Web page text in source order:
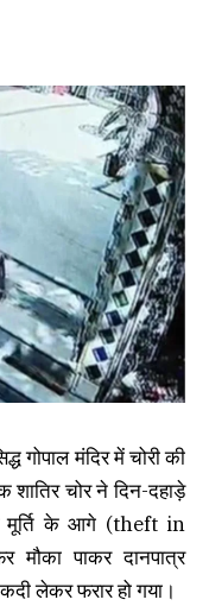
गोपाल मंदिर में चोरी की
चोर ने दिन-दहाड़े
से मूर्ति के आगे (theft in
पाकर दानपात्र
लेकर फरार हो गया।